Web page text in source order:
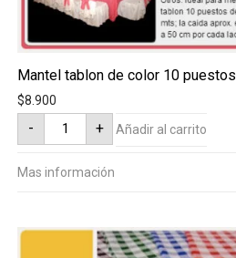
Mantel tablon de color 10 puestos
$8.900
-
Mantel
tablon
de
10
+ Añadir al carrito
Mas información